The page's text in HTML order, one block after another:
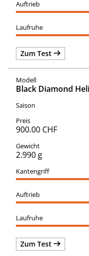
Zum Test
Black Diamond
900.00 CHF
2.990 g
Zum Test